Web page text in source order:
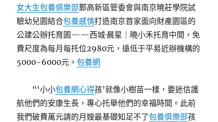
女大生包養俱樂部鄴高新區管委會與南京曉莊學院試
驗幼兒園結合包養感情打造南京首家面向財產園區的
公建公辦托育園——西城·晨星｜曉小禾托育中間，免
費尺度為每月每托位2980元，遠低于平易近辦機構的
5000~6000元。包養網
“‘小小包養網心得孩’就像小樹苗一樣，要迷信護
航他們的安康生長，專心托舉他們的幸福時間。此前
我們破費萬元請的月嫂最基礎知足不了包養俱樂部孩